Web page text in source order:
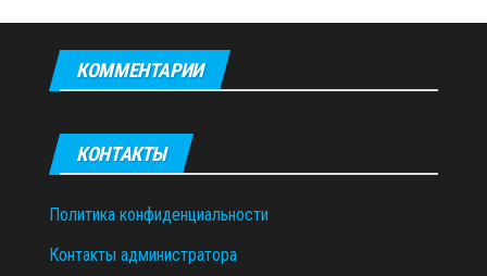
КОММЕНТАРИИ
КОНТАКТЫ
Политика конфиденциальности
Контакты администратора